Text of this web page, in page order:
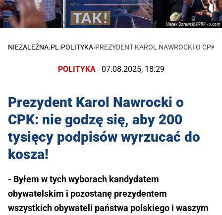
Marek Borawski.KPRP - x.com
Karol Nawrocki
NIEZALEŻNA.PL ›POLITYKA›PREZYDENT KAROL NAWROCKI O CPK:
POLITYKA 07.08.2025, 18:29
Prezydent Karol Nawrocki o
CPK: nie godzę się, aby 200
tysięcy podpisów wyrzucać do
kosza!
- Byłem w tych wyborach kandydatem
obywatelskim i pozostanę prezydentem
wszystkich obywateli państwa polskiego i waszym